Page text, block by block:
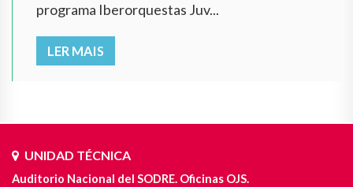
programa Iberorquestas Juv...
LER MAIS
UNIDAD TÉCNICA
Auditorio Nacional del SODRE. Oficinas OJS.